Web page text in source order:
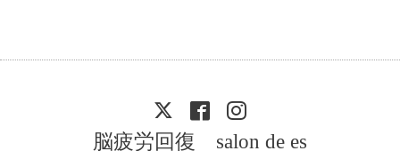
脳疲労回復 salon de es